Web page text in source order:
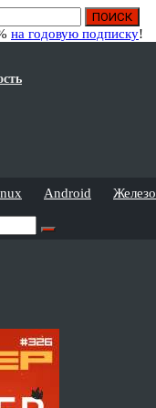
на годовую подписку!
Android Железо